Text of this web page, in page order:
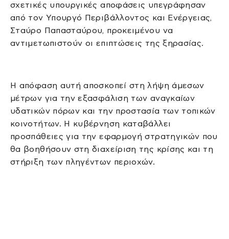
σχετικές υπουργικές αποφάσεις υπεγράφησαν
από τον Υπουργό Περιβάλλοντος και Ενέργειας,
Σταύρο Παπασταύρου, προκειμένου να
αντιμετωπιστούν οι επιπτώσεις της ξηρασίας.
Η απόφαση αυτή αποσκοπεί στη λήψη άμεσων
μέτρων για την εξασφάλιση των αναγκαίων
υδατικών πόρων και την προστασία των τοπικών
κοινοτήτων. Η κυβέρνηση καταβάλλει
προσπάθειες για την εφαρμογή στρατηγικών που
θα βοηθήσουν στη διαχείριση της κρίσης και τη
στήριξη των πληγέντων περιοχών.